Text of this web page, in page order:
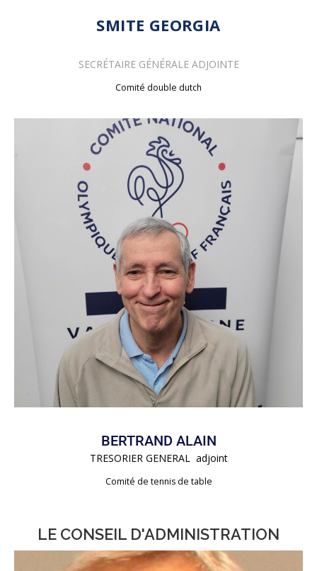
SMITE GEORGIA
SECRÉTAIRE GÉNÉRALE ADJOINTE
Comité double dutch
BERTRAND ALAIN
TRESORIER GENERAL adjoint
Comité de tennis de table
LE CONSEIL D'ADMINISTRATION